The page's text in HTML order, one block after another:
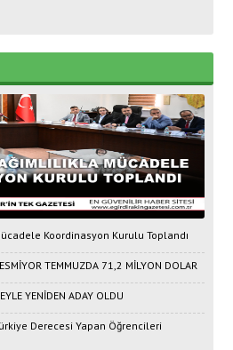
Koordinasyon Kurulu Toplandı
TEMMUZDA 71,2 MİLYON DOLAR
YENİDEN ADAY OLDU
Derecesi Yapan Öğrencileri